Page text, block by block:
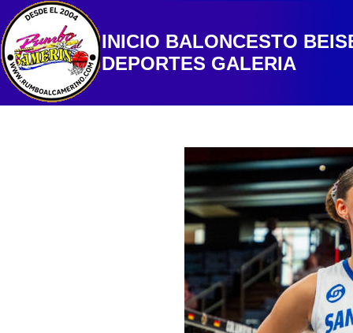
INICIO BALONCESTO
DEPORTES GALERIA